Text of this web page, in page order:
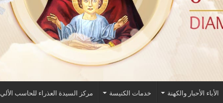
الأباء الأحبار والكهنة خدمات الكنيسة مركز السيدة العذراء للحاسب الألي